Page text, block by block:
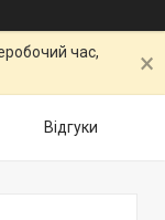
час,
Відгуки